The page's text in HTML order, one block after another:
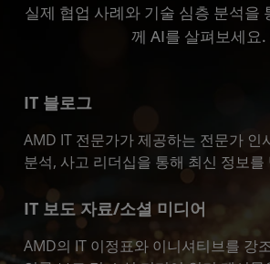
실제 협업 사례와 기술 심층 분석을
께 AI를 살펴보세요.
IT 블로그
AMD IT 전문가가 제공하는 전문가 인
분석, 사고 리더십을 통해 최신 정보를
IT 보도 자료/소셜 미디어
AMD의 IT 이정표와 이니셔티브를 강